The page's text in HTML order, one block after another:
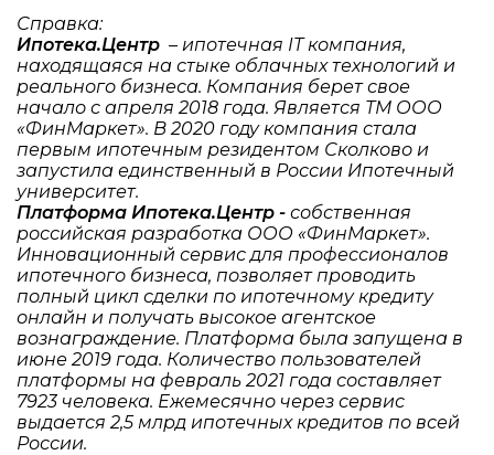
Справка:
Ипотека.Центр – ипотечная IT компания,
находящаяся на стыке облачных технологий и
реального бизнеса. Компания берет свое
начало с апреля 2018 года. Является ТМ ООО
«ФинМаркет». В 2020 году компания стала
первым ипотечным резидентом Сколково и
запустила единственный в России Ипотечный
университет.
Платформа Ипотека.Центр - собственная
российская разработка ООО «ФинМаркет».
Инновационный сервис для профессионалов
ипотечного бизнеса, позволяет проводить
полный цикл сделки по ипотечному кредиту
онлайн и получать высокое агентское
вознаграждение. Платформа была запущена в
июне 2019 года. Количество пользователей
платформы на февраль 2021 года составляет
7923 человека. Ежемесячно через сервис
выдается 2,5 млрд ипотечных кредитов по всей
России.